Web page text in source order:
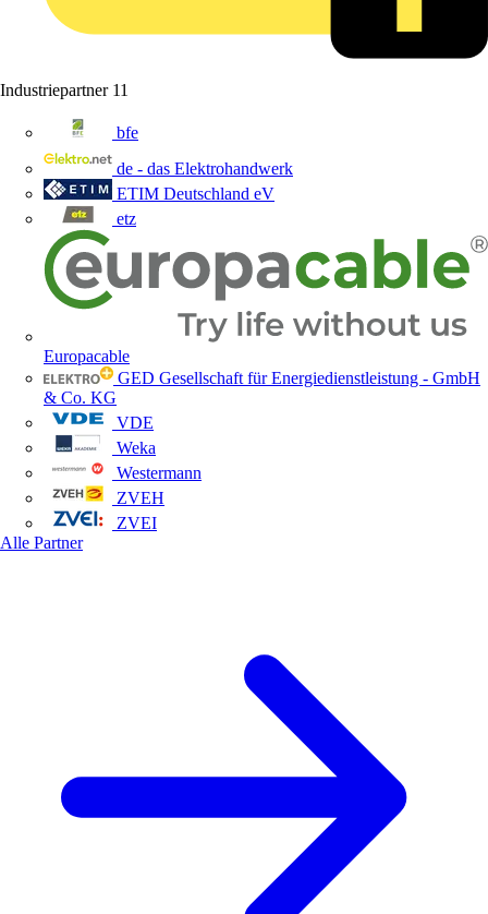
Industriepartner 11
bfe
de - das Elektrohandwerk
ETIM Deutschland eV
etz
Europacable
GED Gesellschaft für Energiedienstleistung - GmbH
& Co. KG
VDE
Weka
Westermann
ZVEH
ZVEI
Alle Partner